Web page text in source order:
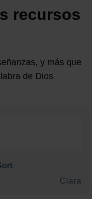
recursos
y más que
de Dios
Clara